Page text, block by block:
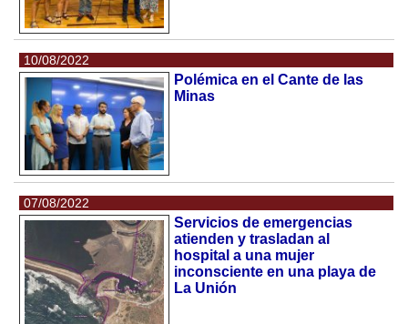
10/08/2022
Polémica en el Cante de las
Minas
07/08/2022
Servicios de emergencias
atienden y trasladan al
hospital a una mujer
inconsciente en una playa de
La Unión